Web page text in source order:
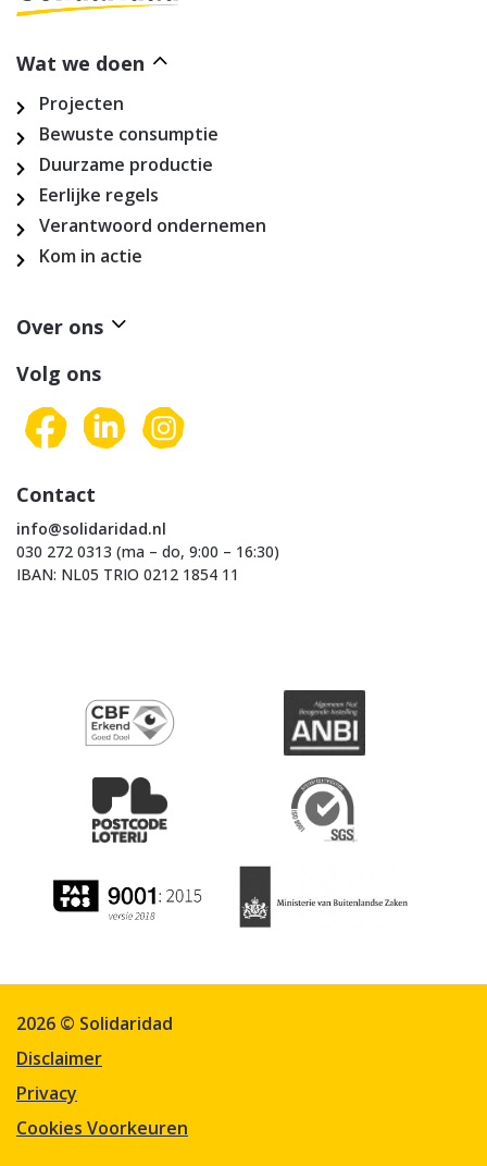
Wat we doen
Projecten
Bewuste consumptie
Duurzame productie
Eerlijke regels
Verantwoord ondernemen
Kom in actie
Over ons
Volg ons
Contact
info@solidaridad.nl
030 272 0313 (ma – do, 9:00 – 16:30)
IBAN: NL05 TRIO 0212 1854 11
2026 © Solidaridad
Disclaimer
Privacy
Cookies Voorkeuren